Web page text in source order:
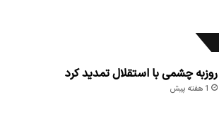
روزبه چشمی با استقلال تمدید کرد
1 هفته پیش